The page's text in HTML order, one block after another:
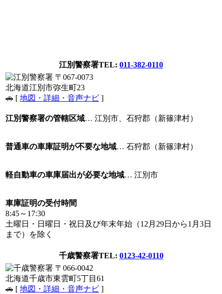
江別警察署TEL: 011-382-0110
〒067-0073
北海道江別市弥生町23
🚗 [ 地図・詳細・音声ナビ ]
江別警察署の管轄区域… 江別市、石狩郡（新篠津村）
普通車の車庫証明が不要な地域… 石狩郡（新篠津村）
軽自動車の車庫届出が必要な地域… 江別市
車庫証明の受付時間
8:45～17:30
土曜日・日曜日・祝日及び年末年始（12月29日から1月3日
まで）を除く
千歳警察署TEL: 0123-42-0110
〒066-0042
北海道千歳市東雲町5丁目61
🚗 [ 地図・詳細・音声ナビ ]